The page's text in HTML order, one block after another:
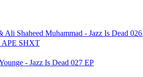
Shaheed Muhammad - Jazz Is Dead
APE SHXT
- Jazz Is Dead 027 EP